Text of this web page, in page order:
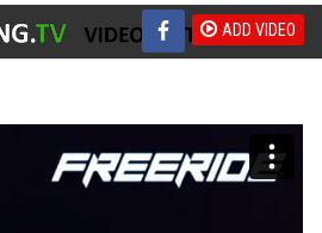
ADD VIDEO